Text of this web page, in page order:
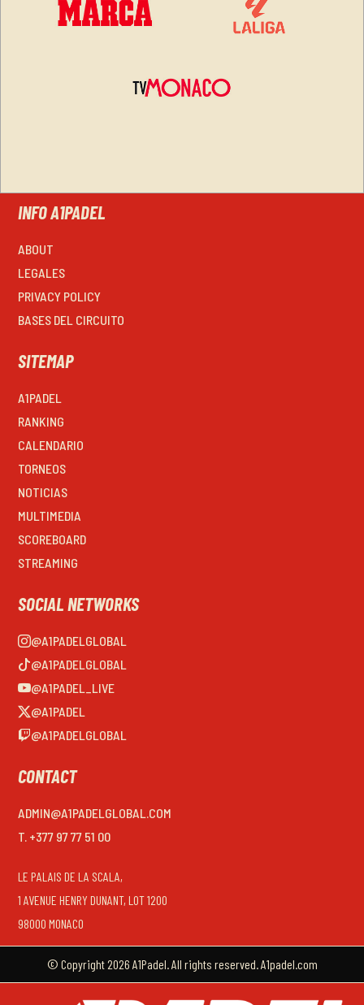
INFO A1PADEL
ABOUT
LEGALES
PRIVACY POLICY
BASES DEL CIRCUITO
SITEMAP
A1PADEL
RANKING
CALENDARIO
TORNEOS
NOTICIAS
MULTIMEDIA
SCOREBOARD
STREAMING
SOCIAL NETWORKS
@A1PADELGLOBAL
@A1PADELGLOBAL
@A1PADEL_LIVE
@A1PADEL
@A1PADELGLOBAL
CONTACT
ADMIN@A1PADELGLOBAL.COM
T. +377 97 77 51 00
LE PALAIS DE LA SCALA,
1 AVENUE HENRY DUNANT, LOT 1200
98000 MONACO
© Copyright 2026 A1Padel. All rights reserved. A1padel.com